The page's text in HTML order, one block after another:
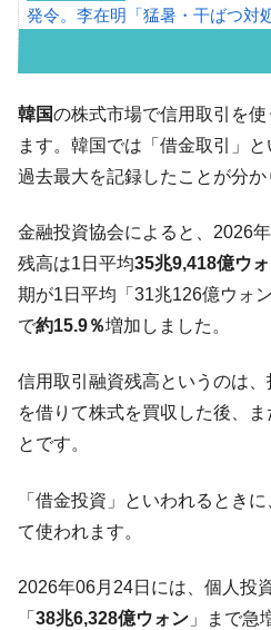
発令。李在明「猛暑・干ばつ対
07月販売台数は去年のほぼ半分
た。『起亜』は9台だけ
『Money1』
韓国「信用赦免
落！
『Money1』
韓国K9専用砲弾
兵器「K10」が改良に乗り出す。
『Money1』
韓国「2026年07
体だけで410億ドル、輸出全体
や、若者に起業させよう」⇒ ど
『Money1』
【韓国の外貨準
ル。外平債の発行「19.4億ドル」
ーにウソのデータを入力したの
『Money1』
『Money1』
韓国は「中国と
だ。
韓国の株式市場で信用取引を
ます。韓国では「借金取引」
過去最大を記録したことが分か
金融投資協会によると、2026
残高は1日平均35兆9,418億ウ
期が1日平均「31兆126億ウォ
で約15.9％増加しました。
信用取引融資残高というのは
を借りて株式を買収した後、
とです。
「借金投資」といわれるとき
て使われます。
2026年06月24日には、個人投
「 38兆6,328億ウォン 」まで急